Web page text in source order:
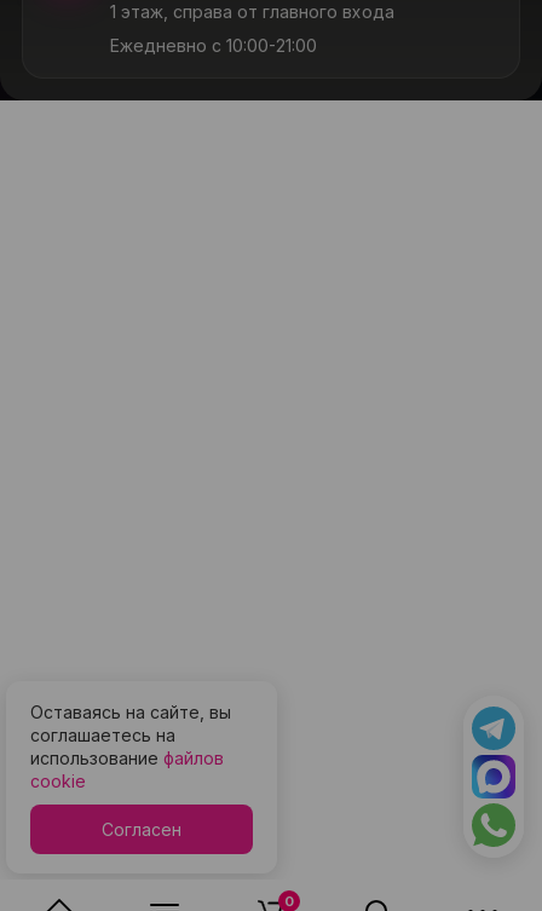
0
1 этаж, справа от главного входа
Ежедневно с 10:00-21:00
Оставаясь на сайте, вы
соглашаетесь на
использование файлов
cookie
Согласен